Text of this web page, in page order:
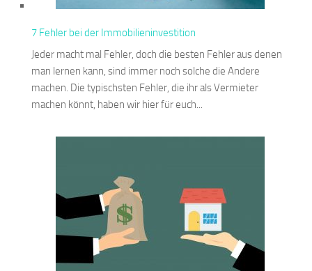
7 Fehler bei der Immobilieninvestition
Jeder macht mal Fehler, doch die besten Fehler aus denen
man lernen kann, sind immer noch solche die Andere
machen. Die typischsten Fehler, die ihr als Vermieter
machen könnt, haben wir hier für euch...